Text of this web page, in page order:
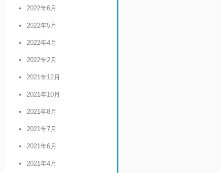
2022年6月
2022年5月
2022年4月
2022年2月
2021年12月
2021年10月
2021年8月
2021年7月
2021年6月
2021年4月